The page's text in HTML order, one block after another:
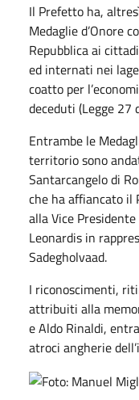
Il Prefetto ha,
Medaglie d’Onore
Repubblica ai
ed internati nei
coatto per
deceduti (Legge 27
Entrambe le
territorio sono
Santarcangelo di
che ha affiancato il
alla Vice
Leonardis in
Sadegholvaad.
I riconoscimenti,
attribuiti alla
e Aldo Rinaldi,
atroci angherie